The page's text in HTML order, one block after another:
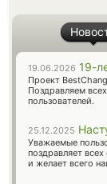
19.06.2026 19-
Проект
Поздравляем
пользователей.
25.12.2025
Уважаемые
поздравляет
и желает всего